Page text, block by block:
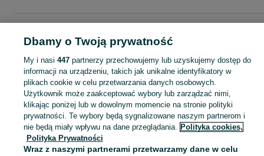
Bransoletki - Skarżysko-Kamienna
KATEGORIA
Zobacz
Mapa kategorii
Mapa miejscowości
Dbamy o Twoją prywatność
My i nasi 447partnerzy przechowujemy lub uzyskujemy dostęp do
informacji na urządzeniu, takich jak unikalne identyfikatory w
plikach cookie w celu przetwarzania danych osobowych.
Użytkownik może zaakceptować wybory lub zarządzać nimi,
klikając poniżej lub w dowolnym momencie na stronie polityki
prywatności. Te wybory będą sygnalizowane naszym partnerom i
nie będą miały wpływu na dane przeglądania. Polityka cookies,
Polityka Prywatności
Wraz z naszymi partnerami przetwarzamy dane w celu